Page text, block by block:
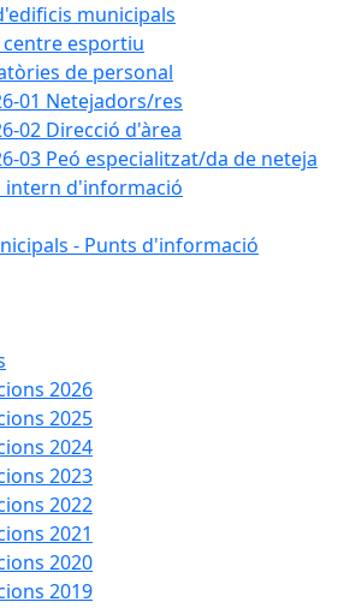
municipals
centre esportiu
de personal
01 Netejadors/res
02 Direcció d'àrea
03 Peó especialitzat/da de neteja
intern d'informació
- Punts d'informació
2026
2025
2024
2023
2022
2021
2020
2019